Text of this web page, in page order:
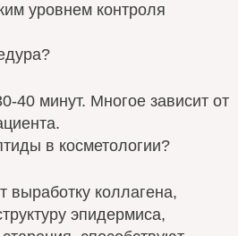
уровнем контроля
40 минут. Многое зависит от
в косметологии?
выработку коллагена,
эпидермиса,